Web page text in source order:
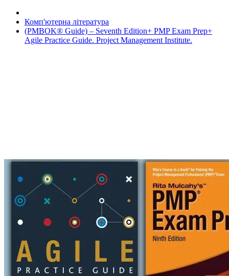
Комп'ютерна література
(PMBOK® Guide) – Seventh Edition+ PMP Exam Prep+
Agile Practice Guide. Project Management Institute.